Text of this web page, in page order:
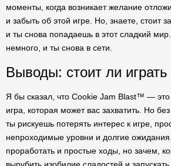
моменты, когда возникает желание
и забыть об этой игре. Но, знаете, стоит
и ты снова попадаешь в этот сладкий
немного, и ты снова в сети.
Выводы: стоит ли
Я бы сказал, что Cookie Jam Blast™ — это
игра, которая может вас захватить. Но
ты рискуешь потерять интерес к игре,
непроходимые уровни и долгие
проработать и простые ходы, но зачем,